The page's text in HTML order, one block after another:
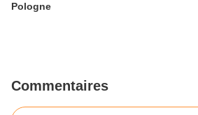
Pologne
Commentaires